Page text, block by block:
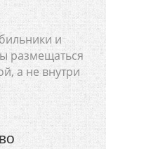
и
размещаться
а не внутри